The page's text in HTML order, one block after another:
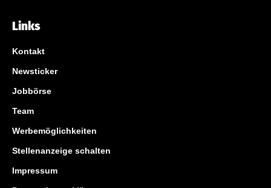
Links
Kontakt
Newsticker
Jobbörse
Team
Werbemöglichkeiten
Stellenanzeige schalten
Impressum